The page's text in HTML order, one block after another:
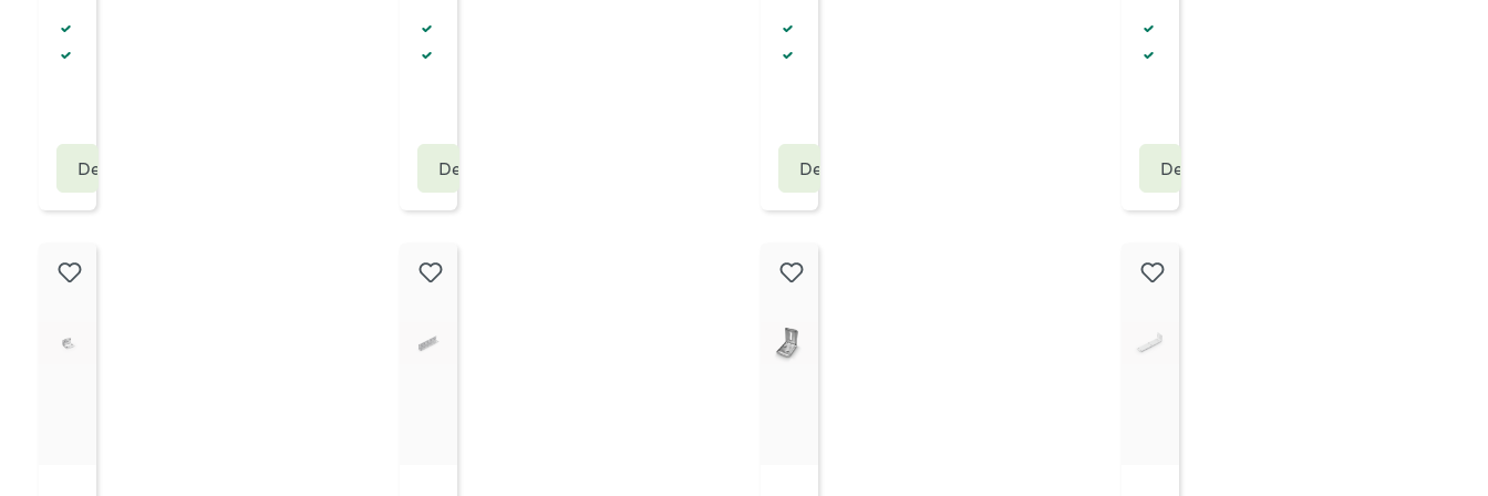
Details Details Details Details